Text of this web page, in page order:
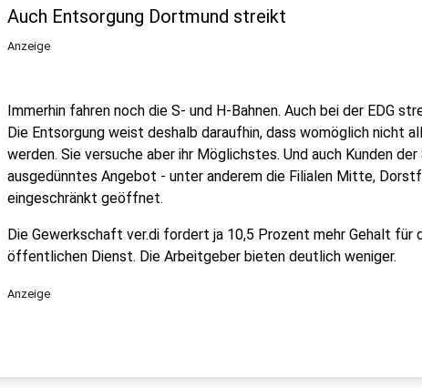
Auch Entsorgung Dortmund streikt
Anzeige
Immerhin fahren noch die S- und H-Bahnen. Auch bei der EDG
Die Entsorgung weist deshalb daraufhin, dass womöglich nicht
werden. Sie versuche aber ihr Möglichstes. Und auch Kunden der
ausgedünntes Angebot - unter anderem die Filialen Mitte,
eingeschränkt geöffnet.
Die Gewerkschaft ver.di fordert ja 10,5 Prozent mehr Gehalt für
öffentlichen Dienst. Die Arbeitgeber bieten deutlich weniger.
Anzeige